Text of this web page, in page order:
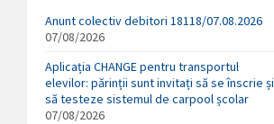
Anunt colectiv debitori 18118/07.08.2026
07/08/2026
Aplicația CHANGE pentru transportul
elevilor: părinții sunt invitați să se înscrie și
să testeze sistemul de carpool școlar
07/08/2026